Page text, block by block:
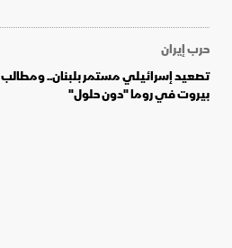
حرب إيران
تصعيد إسرائيلي مستمر بلبنان.. ومطالب
بيروت في روما "دون حلول"